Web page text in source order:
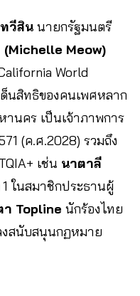
วีสิน นายกรัฐมนตรี
(Michelle Meow)
World
นสิทธิของคนเพศหลาก
านคร เป็นเจ้าภาพการ
(ค.ศ.2028) รวมถึง
เช่น นาตาลี
ในสมาชิกประธานผู้
Topline นักร้องไทย
งสนับสนุนกฏหมาย